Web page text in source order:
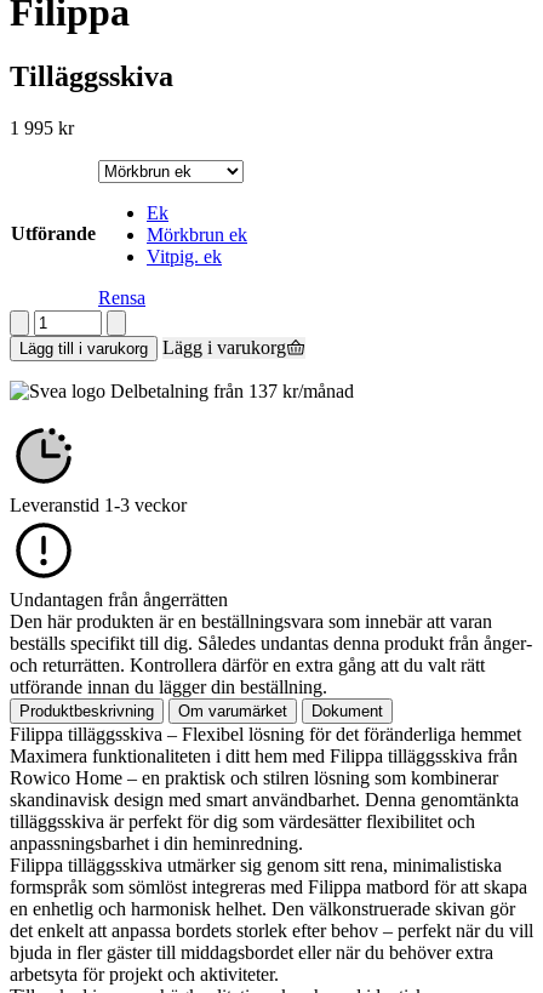
Filippa
Tilläggsskiva
1 995 kr
Utförande
Ek
Mörkbrun ek
Vitpig. ek
Rensa
Filippa
mängd
Lägg till i varukorg Lägg i varukorg
Delbetalning från 137 kr/månad
Leveranstid 1-3 veckor
Undantagen från ångerrätten
Den här produkten är en beställningsvara som innebär att varan
beställs specifikt till dig. Således undantas denna produkt från ånger-
och returrätten. Kontrollera därför en extra gång att du valt rätt
utförande innan du lägger din beställning.
Produktbeskrivning Om varumärket Dokument
Filippa tilläggsskiva – Flexibel lösning för det föränderliga hemmet
Maximera funktionaliteten i ditt hem med Filippa tilläggsskiva från
Rowico Home – en praktisk och stilren lösning som kombinerar
skandinavisk design med smart användbarhet. Denna genomtänkta
tilläggsskiva är perfekt för dig som värdesätter flexibilitet och
anpassningsbarhet i din heminredning.
Filippa tilläggsskiva utmärker sig genom sitt rena, minimalistiska
formspråk som sömlöst integreras med Filippa matbord för att skapa
en enhetlig och harmonisk helhet. Den välkonstruerade skivan gör
det enkelt att anpassa bordets storlek efter behov – perfekt när du vill
bjuda in fler gäster till middagsbordet eller när du behöver extra
arbetsyta för projekt och aktiviteter.